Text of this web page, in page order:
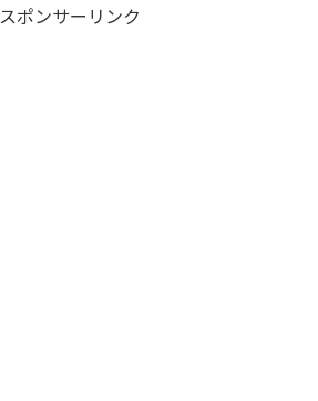
スポンサーリンク